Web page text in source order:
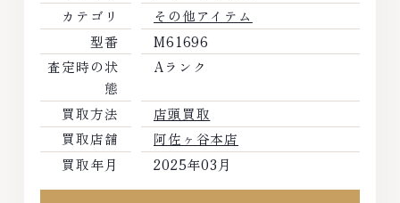
カテゴリ
その他アイテム
型番
M61696
査定時の状
態
Aランク
買取方法
店頭買取
買取店舗
阿佐ヶ谷本店
買取年月
2025年03月